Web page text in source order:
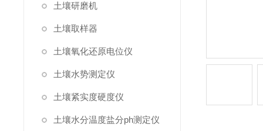
土壤研磨机
土壤取样器
土壤氧化还原电位仪
土壤水势测定仪
土壤紧实度硬度仪
土壤水分温度盐分ph测定仪